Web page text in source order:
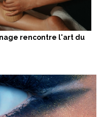
rencontre l'art du